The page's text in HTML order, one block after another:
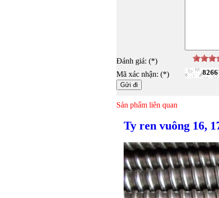
Đánh giá: (*)
Mã xác nhận: (*)
8266
Sản phẩm liên quan
Ty ren vuông 16,